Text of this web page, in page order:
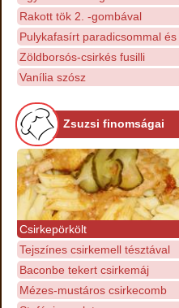
Rakott tök 2. -gombával
Pulykafasírt paradicsommal
Zöldborsós-csirkés fusilli
Vanília szósz
Zsuzsi finomságai
Csirkepörkölt
Tejszínes csirkemell tésztával
Baconbe tekert csirkemáj
Mézes-mustáros csirkecomb